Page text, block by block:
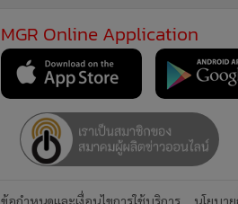
MGR Online Application
ข้อกำหนดและเงื่อนไขการใช้บริการ นโยบา